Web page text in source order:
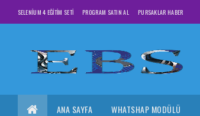
SELENIUM 4 EĞITIM SETI PROGRAM SATIN AL PURSAKLAR HABER
ANA SAYFA WHATSHAP MODÜLÜ